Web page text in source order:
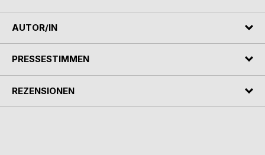
AUTOR/IN
PRESSESTIMMEN
REZENSIONEN